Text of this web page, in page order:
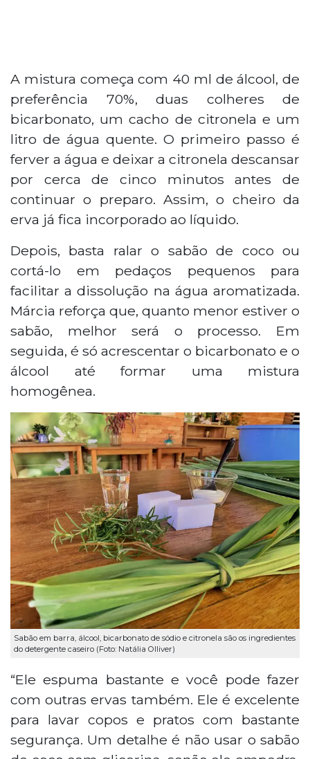
A mistura começa com 40 ml de álcool, de
preferência 70%, duas colheres de
bicarbonato, um cacho de citronela e um
litro de água quente. O primeiro passo é
ferver a água e deixar a citronela descansar
por cerca de cinco minutos antes de
continuar o preparo. Assim, o cheiro da
erva já fica incorporado ao líquido.
Depois, basta ralar o sabão de coco ou
cortá-lo em pedaços pequenos para
facilitar a dissolução na água aromatizada.
Márcia reforça que, quanto menor estiver o
sabão, melhor será o processo. Em
seguida, é só acrescentar o bicarbonato e o
álcool até formar uma mistura
homogênea.
Sabão em barra, álcool, bicarbonato de sódio e citronela são os ingredientes
do detergente caseiro (Foto: Natália Olliver)
“Ele espuma bastante e você pode fazer
com outras ervas também. Ele é excelente
para lavar copos e pratos com bastante
segurança. Um detalhe é não usar o sabão